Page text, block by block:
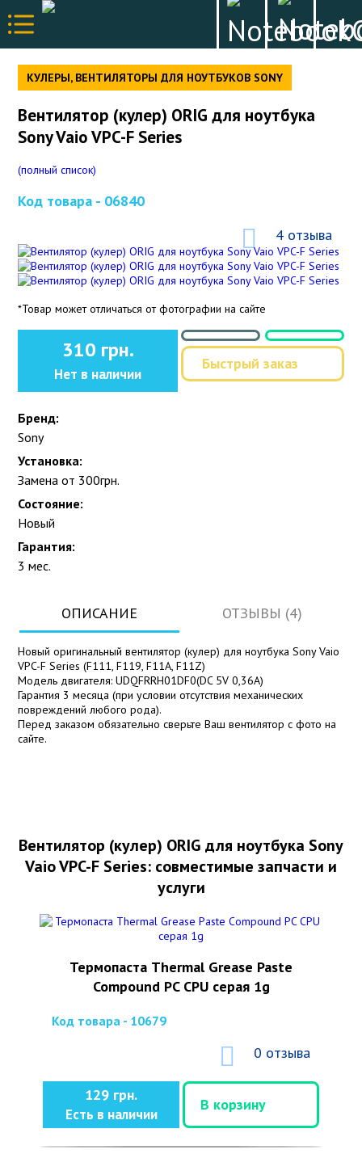
КУЛЕРЫ, ВЕНТИЛЯТОРЫ ДЛЯ НОУТБУКОВ SONY
Вентилятор (кулер) ORIG для ноутбука
Sony Vaio VPC-F Series
(полный список)
Код товара - 06840
4 отзыва
*Товар может отличаться от фотографии на сайте
310 грн.
Нет в наличии
Быстрый заказ
Бренд:
Sony
Установка:
Замена от 300грн.
Состояние:
Новый
Гарантия:
3 мес.
ОПИСАНИЕ ОТЗЫВЫ (4)
Новый оригинальный вентилятор (кулер) для ноутбука Sony Vaio
VPC-F Series (F111, F119, F11A, F11Z)
Модель двигателя: UDQFRRH01DF0(DC 5V 0,36A)
Гарантия 3 месяца (при условии отсутствия механических
повреждений любого рода).
Перед заказом обязательно сверьте Ваш вентилятор с фото на
сайте.
Вентилятор (кулер) ORIG для ноутбука Sony
Vaio VPC-F Series: совместимые запчасти и
услуги
Термопаста Thermal Grease Paste
Compound PC CPU серая 1g
Код товара - 10679
0 отзыва
129 грн.
Есть в наличии
В корзину